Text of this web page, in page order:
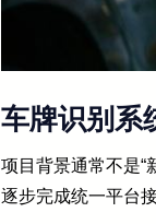
车牌识别系
项目背景通常不是“
逐步完成统一平台接